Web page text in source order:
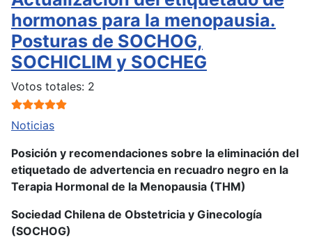
hormonas para la menopausia.
Posturas de SOCHOG,
SOCHICLIM y SOCHEG
Ratio: 5/5
Votos totales: 2
Noticias
Posición y recomendaciones sobre la eliminación del
etiquetado de advertencia en recuadro negro en la
Terapia Hormonal de la Menopausia (THM)
Sociedad Chilena de Obstetricia y Ginecología
(SOCHOG)